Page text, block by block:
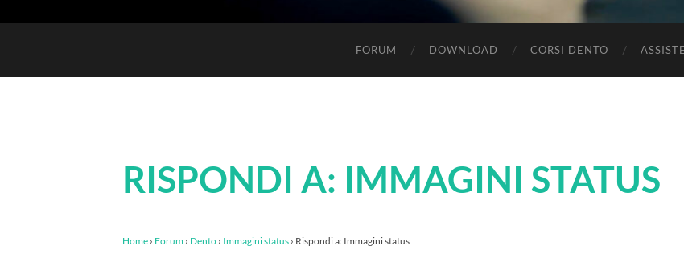
FORUM DOWNLOAD CORSI DENTO
RISPONDI A: IMMAGINI STATUS
Home › Forum › Dento › Immagini status › Rispondi a: Immagini status